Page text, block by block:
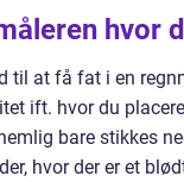
hvor
til at få fat i en
ift. hvor du
bare stikkes
hvor der er et